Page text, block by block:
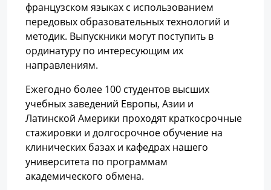
французском языках с использованием
передовых образовательных технологий и
методик. Выпускники могут поступить в
ординатуру по интересующим их
направлениям.
Ежегодно более 100 студентов высших
учебных заведений Европы, Азии и
Латинской Америки проходят краткосрочные
стажировки и долгосрочное обучение на
клинических базах и кафедрах нашего
университета по программам
академического обмена.